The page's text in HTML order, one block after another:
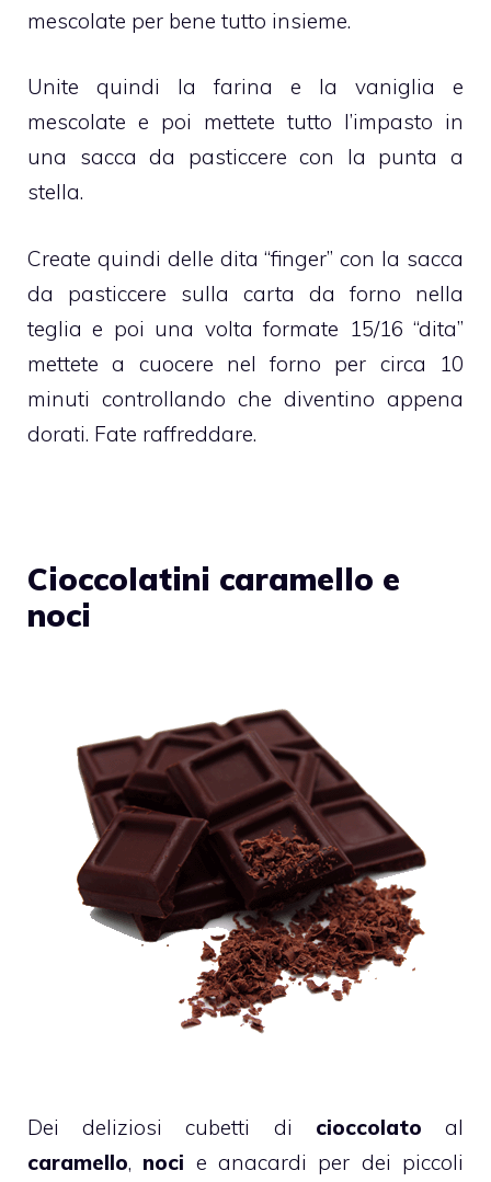
mescolate per bene tutto insieme.
Unite quindi la farina e la vaniglia e
mescolate e poi mettete tutto l’impasto in
una sacca da pasticcere con la punta a
stella.
Create quindi delle dita “finger” con la sacca
da pasticcere sulla carta da forno nella
teglia e poi una volta formate 15/16 “dita”
mettete a cuocere nel forno per circa 10
minuti controllando che diventino appena
dorati. Fate raffreddare.
Cioccolatini caramello e
noci
Dei deliziosi cubetti di cioccolato al
caramello, noci e anacardi per dei piccoli